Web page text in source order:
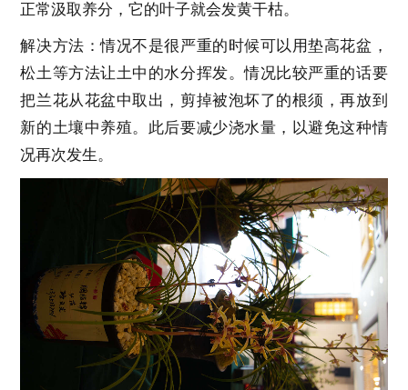
正常汲取养分，它的叶子就会发黄干枯。
解决方法：情况不是很严重的时候可以用垫高花盆，
松土等方法让土中的水分挥发。情况比较严重的话要
把兰花从花盆中取出，剪掉被泡坏了的根须，再放到
新的土壤中养殖。此后要减少浇水量，以避免这种情
况再次发生。